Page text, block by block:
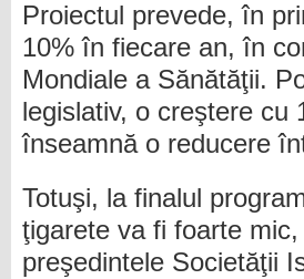
Proiectul prevede, în
10% în fiecare an, în
Mondiale a Sănătăţii.
legislativ, o creştere cu
înseamnă o reducere
Totuşi, la finalul
ţigarete va fi foarte
preşedintele Societăţii